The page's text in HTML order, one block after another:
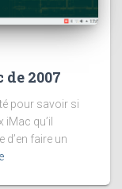
2007
pour savoir si
iMac qu’il
d’en faire un